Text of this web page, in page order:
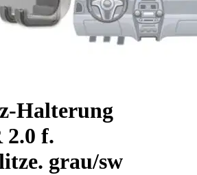
Halterung
2.0 f.
grau/sw